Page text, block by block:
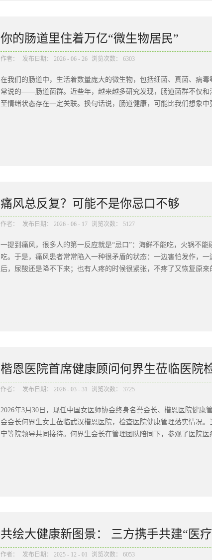
的核心思维，可以概括为三个关键词：系统性、个体化、找根源。
立器官组成的。肠道、免疫、内分泌、神经系统之间，往往存在密
情绪状态和代谢水平；长期压力过大，也可能影响睡眠、血糖波动和
活方式和风险因素进行综合评估。这并不是说“指标正常也一定有问
身体是否处于稳定、平衡、良好运转的状态。第三，它更强调个体
可能与血糖波动有关，有的人可能与营养素缺乏、肠道问题或情绪压
你的肠道里住着万亿“微生物居民”
作者： 发布日期： 2026 - 06 - 26 浏览次数： 6303
在我们的肠道中，生活着数量庞大的微生物，包括细菌、真菌、病
常说的——肠道菌群。近些年，越来越多研究发现，肠道菌群不仅
至情绪状态存在一定关联。换句话说，肠道健康，可能比我们想象
只是负责消化食物、排出废物。其实，肠道承担着多重功能：它是
化。有益菌减少、有害菌增多，菌群多样性下降，就可能出现所谓
在一定关联，例如：腹胀、腹泻、便秘等肠道不适；肥胖、血糖异
系统疾病；过敏、免疫调节异常等问题；焦虑、抑郁等情绪状态变
成为健康管理中越来越值得关注的一环。肠道菌群并不是一成不变
响。其中，最重要、也最容易被我们主动调整的因素，就是饮食结
需的“食物”，也可能影响菌群多样性。而富含膳食纤维的食物，比如
痛风总反复？可能不是你忌口不够
作者： 发布日期： 2026 - 06 - 17 浏览次数： 5127
一提到痛风，很多人的第一反应就是“忌口”：海鲜不能吃，火锅不
吃。于是，痛风患者常常陷入一种很矛盾的状态：一边害怕发作，
后，尿酸还是降不下来；也有人疼的时候很紧张，不疼了又恢复原
只是因为“吃错了”吗？答案并没有那么简单。痛风痛在关节，问题
饮食，尿酸就能控制好。但人体尿酸并不完全来自食物。饮食只是
胖、胰岛素抵抗等因素有关。这就是为什么有些人吃得很清淡，尿
忌口，还可能带来新的问题。比如蛋白质摄入不足、营养不均衡、
点，不是把生活变成一张“禁止清单”，而是建立健康、均衡、可持
倡长期极端低嘌呤，并不代表痛风患者可以毫无限制。真正需要重
惯。比如饮酒，尤其是啤酒和烈酒；比如奶茶、含糖饮料、果汁饮
楷恩医院首席健康顾问何界生莅临医院
作者： 发布日期： 2026 - 03 - 31 浏览次数： 3725
2026年3月30日，现任中国女医师协会终身名誉会长、楷恩医院健
会会长何界生女士莅临武汉楷恩医院，检查医院健康管理落实情况
宁等院领导共同接待。何界生会长在管理团队陪同下，参观了医院
深入了解医院在心脑血管防控、慢病管理、高端健康管理及全生命
医疗团队建设，提升专业服务能力。 专业交流 强化医疗支撑体系在
行了重点沟通。李院长介绍了慢性病管理、心脑血管风险干预、健
康管理中的专业参与路径。何界生会长表示，医生深度参与健康管
共绘大健康新图景： 三方携手共建“医
作者： 发布日期： 2025 - 12 - 01 浏览次数： 6053